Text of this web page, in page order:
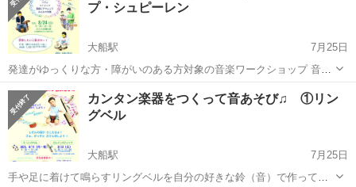
プ・シュピーレン
大船駅
7月25日
発達がゆっくりな方・障がいのある方対象の音楽ワークショップ 音楽
はその楽しさ喜びを分かち合えるみんなのコミュニケーションツー
ル！ あなたの気持ちを音にのせて一緒におしゃべりしてみませんか？
この夏、一緒に音楽ではじ...
神奈川 鎌倉市 大船駅 ワークショップ
カンタン楽器をつくって音あそび♫ ①リン
グベル
大船駅
7月25日
手や足に着けて鳴らすリングベルを自分の好きな鈴（音）で作って、